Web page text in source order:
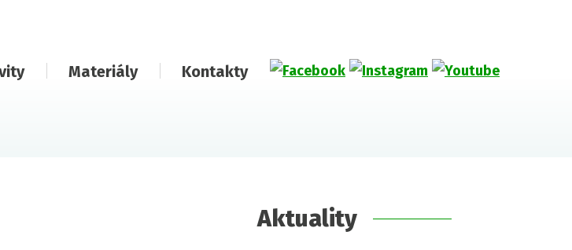
Materiály Kontakty
Aktuality